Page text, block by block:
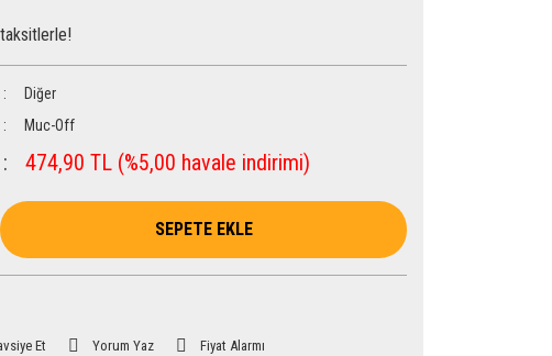
Diğer
Muc-Off
474,90 TL (%5,00 havale indirimi)
SEPETE EKLE
Et Yorum Yaz Fiyat Alarmı